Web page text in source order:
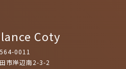
Coty
0011
市岸辺南2-3-2